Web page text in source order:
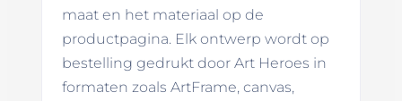
maat en het materiaal op de
productpagina. Elk ontwerp wordt op
bestelling gedrukt door Art Heroes in
formaten zoals ArtFrame, canvas,